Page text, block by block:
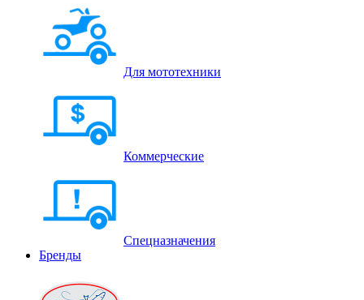
Для мототехники
Коммерческие
Спецназначения
Бренды